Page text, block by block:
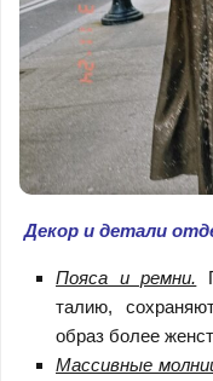
Декор и детали
Пояса и ремни.
талию,
образ более
Массивные